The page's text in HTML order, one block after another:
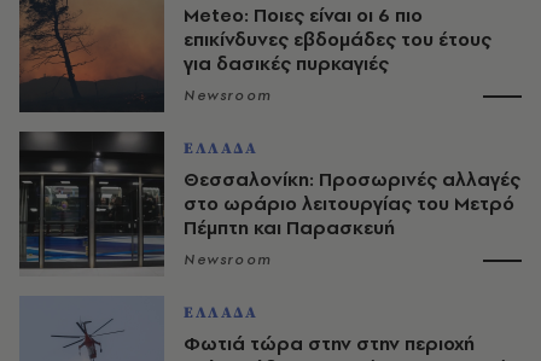
Meteo: Ποιες είναι οι 6 πιο
επικίνδυνες εβδομάδες του έτους
για δασικές πυρκαγιές
Newsroom
ΕΛΛΑΔΑ
Θεσσαλονίκη: Προσωρινές αλλαγές
στο ωράριο λειτουργίας του Μετρό
Πέμπτη και Παρασκευή
Newsroom
ΕΛΛΑΔΑ
Φωτιά τώρα στην στην περιοχή